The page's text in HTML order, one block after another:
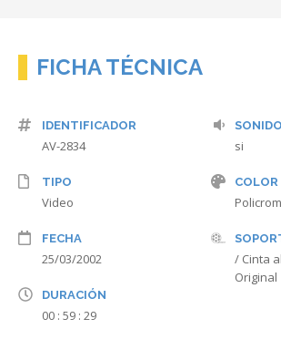
FICHA TÉCNICA
IDENTIFICADOR
AV-2834
TIPO
Video
FECHA
25/03/2002
DURACIÓN
00 : 59 : 29
SONIDO
si
COLOR
/ Cinta
Original